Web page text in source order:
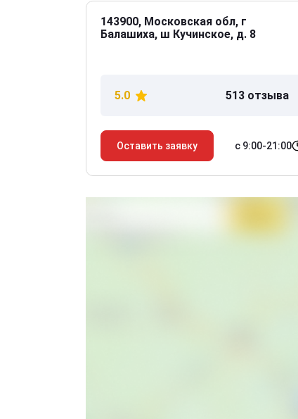
143900, Московская обл, г
Балашиха, ш Кучинское, д. 8
5.0 513 отзыва
Оставить заявку с 9:00-21:00